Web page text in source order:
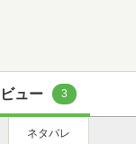
ュー 3
ネタバレ